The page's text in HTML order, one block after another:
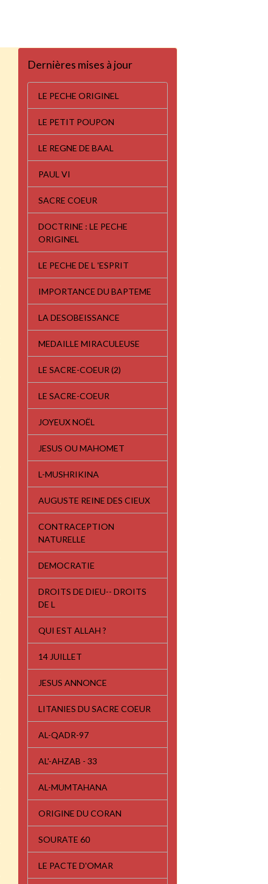
Dernières mises à jour
LE PECHE ORIGINEL
LE PETIT POUPON
LE REGNE DE BAAL
PAUL VI
SACRE COEUR
DOCTRINE : LE PECHE
ORIGINEL
LE PECHE DE L 'ESPRIT
IMPORTANCE DU BAPTEME
LA DESOBEISSANCE
MEDAILLE MIRACULEUSE
LE SACRE-COEUR (2)
LE SACRE-COEUR
JOYEUX NOËL
JESUS OU MAHOMET
L-MUSHRIKINA
AUGUSTE REINE DES CIEUX
CONTRACEPTION
NATURELLE
DEMOCRATIE
DROITS DE DIEU-- DROITS
DE L
QUI EST ALLAH ?
14 JUILLET
JESUS ANNONCE
LITANIES DU SACRE COEUR
AL-QADR-97
AL'-AHZAB - 33
AL-MUMTAHANA
ORIGINE DU CORAN
SOURATE 60
LE PACTE D'OMAR